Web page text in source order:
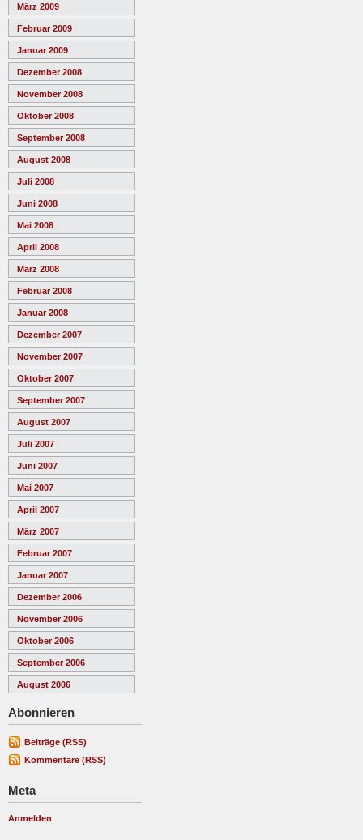
März 2009
Februar 2009
Januar 2009
Dezember 2008
November 2008
Oktober 2008
September 2008
August 2008
Juli 2008
Juni 2008
Mai 2008
April 2008
März 2008
Februar 2008
Januar 2008
Dezember 2007
November 2007
Oktober 2007
September 2007
August 2007
Juli 2007
Juni 2007
Mai 2007
April 2007
März 2007
Februar 2007
Januar 2007
Dezember 2006
November 2006
Oktober 2006
September 2006
August 2006
Abonnieren
Beiträge (RSS)
Kommentare (RSS)
Meta
Anmelden